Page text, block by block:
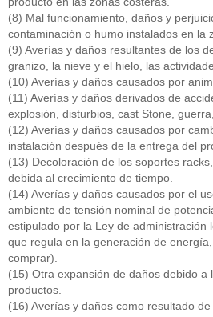
(8) Mal funcionamiento, daños y
contaminación o humo instalados en la
(9) Averías y daños resultantes de los
granizo, la nieve y el hielo, las
(10) Averías y daños causados por
(11) Averías y daños derivados de
explosión, disturbios, cast Stone,
(12) Averías y daños causados por
instalación después de la entrega del
(13) Decoloración de los soportes
debida al crecimiento de tiempo.
(14) Averías y daños causados por el
ambiente de tensión nominal de
estipulado por la Ley de administración
que regula en la generación de
comprar).
(15) Otra expansión de daños debido a
productos.
(16) Averías y daños como resultado